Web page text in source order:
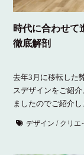
時代に合わせて
徹底解剖
去年3月に移転した
スデザインをご紹
ましたのでご紹介
デザイン / クリエ